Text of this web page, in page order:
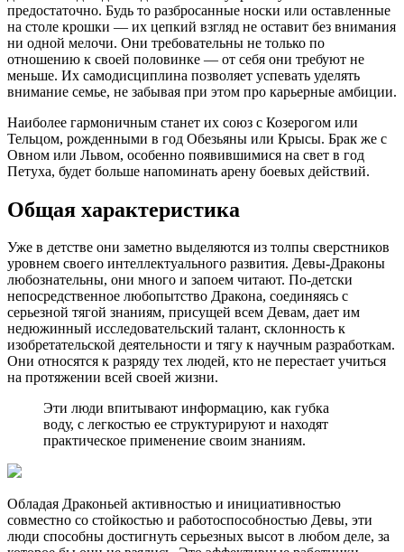
предостаточно. Будь то разбросанные носки или оставленные
на столе крошки — их цепкий взгляд не оставит без внимания
ни одной мелочи. Они требовательны не только по
отношению к своей половинке — от себя они требуют не
меньше. Их самодисциплина позволяет успевать уделять
внимание семье, не забывая при этом про карьерные амбиции.
Наиболее гармоничным станет их союз с Козерогом или
Тельцом, рожденными в год Обезьяны или Крысы. Брак же с
Овном или Львом, особенно появившимися на свет в год
Петуха, будет больше напоминать арену боевых действий.
Общая характеристика
Уже в детстве они заметно выделяются из толпы сверстников
уровнем своего интеллектуального развития. Девы-Драконы
любознательны, они много и запоем читают. По-детски
непосредственное любопытство Дракона, соединяясь с
серьезной тягой знаниям, присущей всем Девам, дает им
недюжинный исследовательский талант, склонность к
изобретательской деятельности и тягу к научным разработкам.
Они относятся к разряду тех людей, кто не перестает учиться
на протяжении всей своей жизни.
Эти люди впитывают информацию, как губка
воду, с легкостью ее структурируют и находят
практическое применение своим знаниям.
Обладая Драконьей активностью и инициативностью
совместно со стойкостью и работоспособностью Девы, эти
люди способны достигнуть серьезных высот в любом деле, за